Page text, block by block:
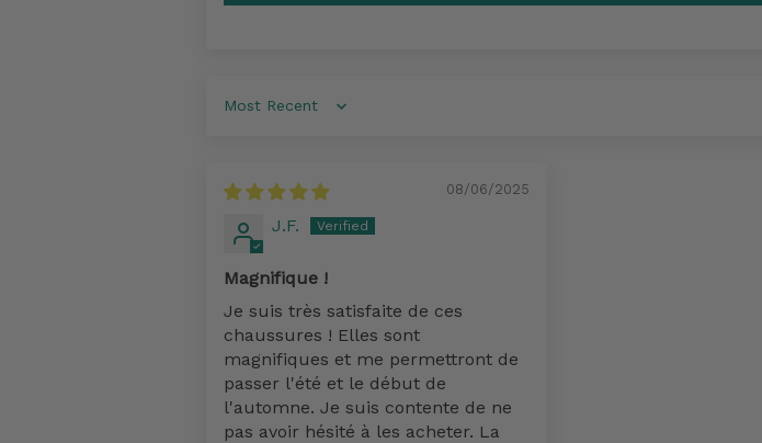
Sort by
08/06/2025
J.F.
Magnifique !
Je suis très satisfaite de ces
chaussures ! Elles sont
magnifiques et me permettront de
passer l'été et le début de
l'automne. Je suis contente de ne
pas avoir hésité à les acheter. La